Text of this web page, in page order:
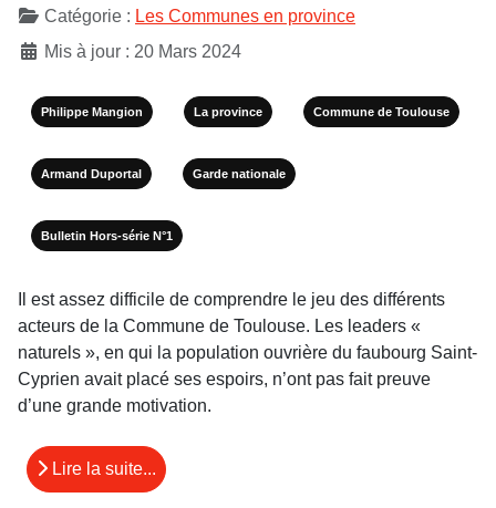
Catégorie : Les Communes en province
Mis à jour : 20 Mars 2024
Philippe Mangion La province Commune de Toulouse
Armand Duportal Garde nationale
Bulletin Hors-série N°1
Il est assez difficile de comprendre le jeu des différents
acteurs de la Commune de Toulouse. Les leaders «
naturels », en qui la population ouvrière du faubourg Saint-
Cyprien avait placé ses espoirs, n’ont pas fait preuve
d’une grande motivation.
Lire la suite...